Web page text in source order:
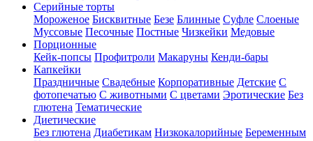
Серийные торты
Мороженое Бисквитные Безе Блинные Суфле Слоеные
Муссовые Песочные Постные Чизкейки Медовые
Порционные
Кейк-попсы Профитроли Макаруны Кенди-бары
Капкейки
Праздничные Свадебные Корпоративные Детские С
фотопечатью C животными С цветами Эротические Без
глютена Тематические
Диетические
Без глютена Диабетикам Низкокалорийные Беременным